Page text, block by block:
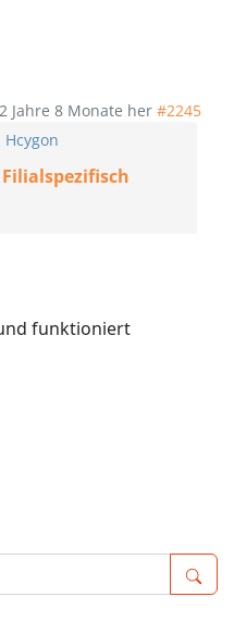
2 Jahre 8 Monate her #2245
Hcygon
funktioniert